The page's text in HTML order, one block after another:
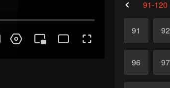
91-120
91 92
96 97